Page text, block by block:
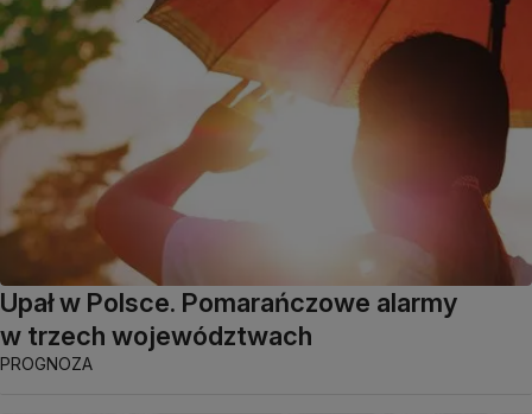
Upał w Polsce. Pomarańczowe alarmy
w trzech województwach
PROGNOZA